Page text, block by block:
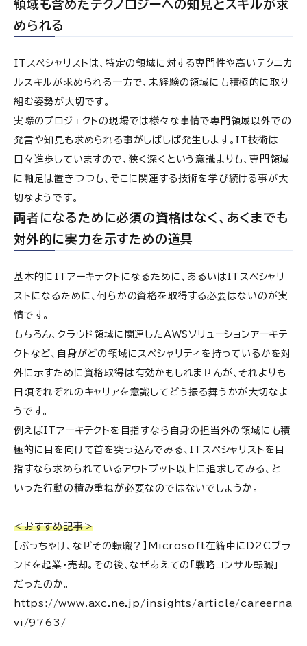
領域も含めたテクノロジーへの知見とスキルが求
められる
ITスペシャリストは、特定の領域に対する専門性や高いテクニカ
ルスキルが求められる一方で、未経験の領域にも積極的に取り
組む姿勢が大切です。
実際のプロジェクトの現場では様々な事情で専門領域以外での
発言や知見も求められる事がしばしば発生します。IT技術は
日々進歩していますので、狭く深くという意識よりも、専門領域
に軸足は置きつつも、そこに関連する技術を学び続ける事が大
切なようです。
両者になるために必須の資格はなく、あくまでも
対外的に実力を示すための道具
基本的にITアーキテクトになるために、あるいはITスペシャリ
ストになるために、何らかの資格を取得する必要はないのが実
情です。
もちろん、クラウド領域に関連したAWSソリューションアーキテ
クトなど、自身がどの領域にスペシャリティを持っているかを対
外に示すために資格取得は有効かもしれませんが、それよりも
日頃それぞれのキャリアを意識してどう振る舞うかが大切なよ
うです。
例えばITアーキテクトを目指すなら自身の担当外の領域にも積
極的に目を向けて首を突っ込んでみる、ITスペシャリストを目
指すなら求められているアウトプット以上に追求してみる、と
いった行動の積み重ねが必要なのではないでしょうか。
＜おすすめ記事＞
【ぶっちゃけ、なぜその転職？】Microsoft在籍中にD2Cブラ
ンドを起業・売却。その後、なぜあえての「戦略コンサル転職」
だったのか。
https://www.axc.ne.jp/insights/article/careerna
vi/9763/